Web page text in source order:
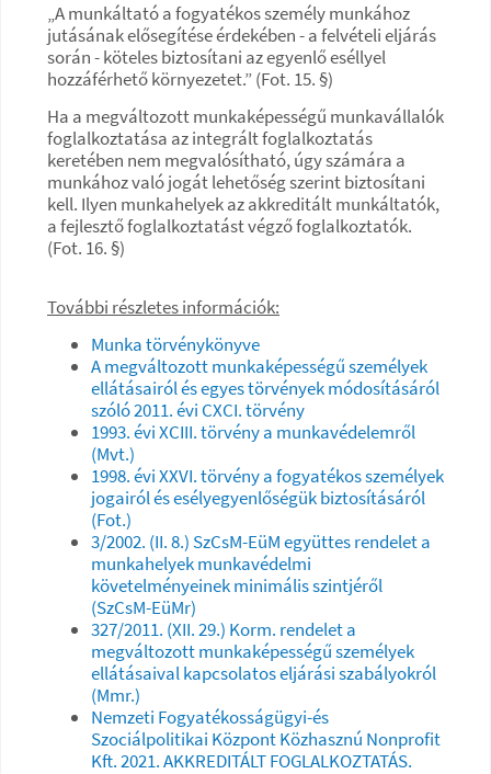
„A munkáltató a fogyatékos személy munkához
jutásának elősegítése érdekében - a felvételi eljárás
során - köteles biztosítani az egyenlő eséllyel
hozzáférhető környezetet.” (Fot. 15. §)
Ha a megváltozott munkaképességű munkavállalók
foglalkoztatása az integrált foglalkoztatás
keretében nem megvalósítható, úgy számára a
munkához való jogát lehetőség szerint biztosítani
kell. Ilyen munkahelyek az akkreditált munkáltatók,
a fejlesztő foglalkoztatást végző foglalkoztatók.
(Fot. 16. §)
További részletes információk:
Munka törvénykönyve
A megváltozott munkaképességű személyek
ellátásairól és egyes törvények módosításáról
szóló 2011. évi CXCI. törvény
1993. évi XCIII. törvény a munkavédelemről
(Mvt.)
1998. évi XXVI. törvény a fogyatékos személyek
jogairól és esélyegyenlőségük biztosításáról
(Fot.)
3/2002. (II. 8.) SzCsM-EüM együttes rendelet a
munkahelyek munkavédelmi
követelményeinek minimális szintjéről
(SzCsM-EüMr)
327/2011. (XII. 29.) Korm. rendelet a
megváltozott munkaképességű személyek
ellátásaival kapcsolatos eljárási szabályokról
(Mmr.)
Nemzeti Fogyatékosságügyi-és
Szociálpolitikai Központ Közhasznú Nonprofit
Kft. 2021. AKKREDITÁLT FOGLALKOZTATÁS.